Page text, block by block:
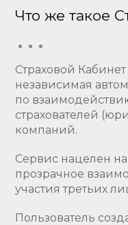
Что же такое
Страховой
независимая
по
страхователей
компаний.
Сервис нацелен
прозрачное
участия третьих
Пользователь